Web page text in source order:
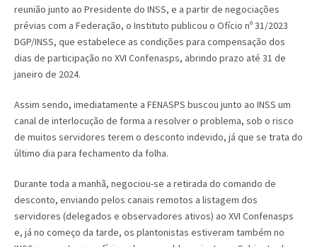
reunião junto ao Presidente do INSS, e a partir de negociações
prévias com a Federação, o Instituto publicou o Ofício nº 31/2023
DGP/INSS, que estabelece as condições para compensação dos
dias de participação no XVI Confenasps, abrindo prazo até 31 de
janeiro de 2024.
Assim sendo, imediatamente a FENASPS buscou junto ao INSS um
canal de interlocução de forma a resolver o problema, sob o risco
de muitos servidores terem o desconto indevido, já que se trata do
último dia para fechamento da folha.
Durante toda a manhã, negociou-se a retirada do comando de
desconto, enviando pelos canais remotos a listagem dos
servidores (delegados e observadores ativos) ao XVI Confenasps
e, já no começo da tarde, os plantonistas estiveram também no